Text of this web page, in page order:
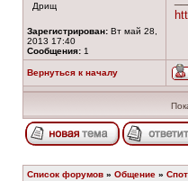
Дрищ
Зарегистрирован: Вт май 28,
2013 17:40
Сообщения: 1
Вернуться к началу
Список форумов » Общение »